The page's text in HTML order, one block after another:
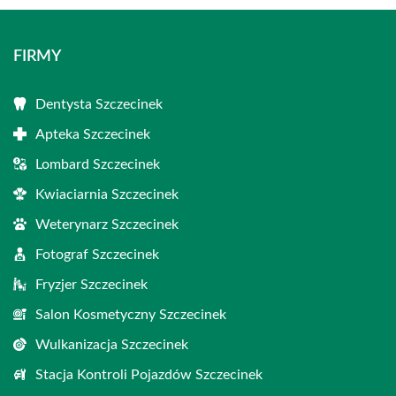
FIRMY
Dentysta Szczecinek
Apteka Szczecinek
Lombard Szczecinek
Kwiaciarnia Szczecinek
Weterynarz Szczecinek
Fotograf Szczecinek
Fryzjer Szczecinek
Salon Kosmetyczny Szczecinek
Wulkanizacja Szczecinek
Stacja Kontroli Pojazdów Szczecinek